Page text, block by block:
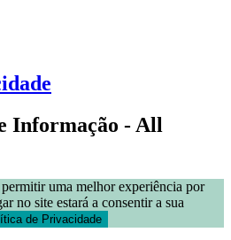
Informação - All
uma melhor experiência por
no site estará a consentir a sua
de Privacidade